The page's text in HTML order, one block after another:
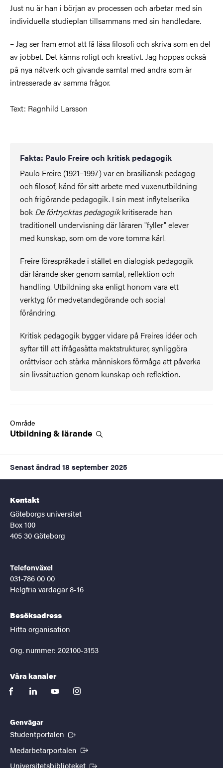
Just nu är han i början av processen och arbetar med sin
individuella studieplan tillsammans med sin handledare.
– Jag ser fram emot att få läsa filosofi och skriva som en del
av jobbet. Det känns roligt och kreativt. Jag hoppas också
på nya nätverk och givande samtal med andra som är
intresserade av samma frågor.
Text: Ragnhild Larsson
Fakta: Paulo Freire och kritisk pedagogik
Paulo Freire (1921–1997) var en brasiliansk pedagog
och filosof, känd för sitt arbete med vuxenutbildning
och frigörande pedagogik. I sin mest inflytelserika
bok De förtrycktas pedagogikkritiserade han
traditionell undervisning där läraren "fyller" elever
med kunskap, som om de vore tomma kärl.
Freire förespråkade i stället en dialogisk pedagogik
där lärande sker genom samtal, reflektion och
handling. Utbildning ska enligt honom vara ett
verktyg för medvetandegörande och social
förändring.
Kritisk pedagogik bygger vidare på Freires idéer och
syftar till att ifrågasätta maktstrukturer, synliggöra
orättvisor och stärka människors förmåga att påverka
sin livssituation genom kunskap och reflektion.
Område
Utbildning & lärande
Senast ändrad 18 september 2025
Kontakt
Göteborgs universitet
Box 100
405 30 Göteborg
Telefonväxel
031-786 00 00
Helgfria vardagar 8-16
Besöksadress
Hitta organisation
Org. nummer: 202100-3153
Våra kanaler
facebooklinkedinyoutubeinstagram
Genvägar
Studentportalen (Extern länk)
Medarbetarportalen (Extern länk)
Universitetsbiblioteket (Extern länk)